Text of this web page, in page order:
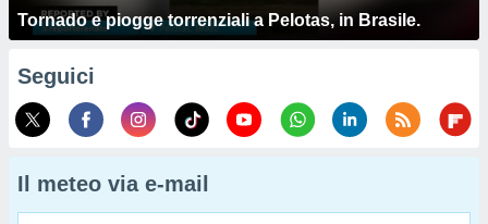
Tornado e piogge torrenziali a Pelotas, in Brasile.
Seguici
Il meteo via e-mail